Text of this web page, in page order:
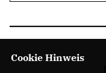
Cookie Hinweis